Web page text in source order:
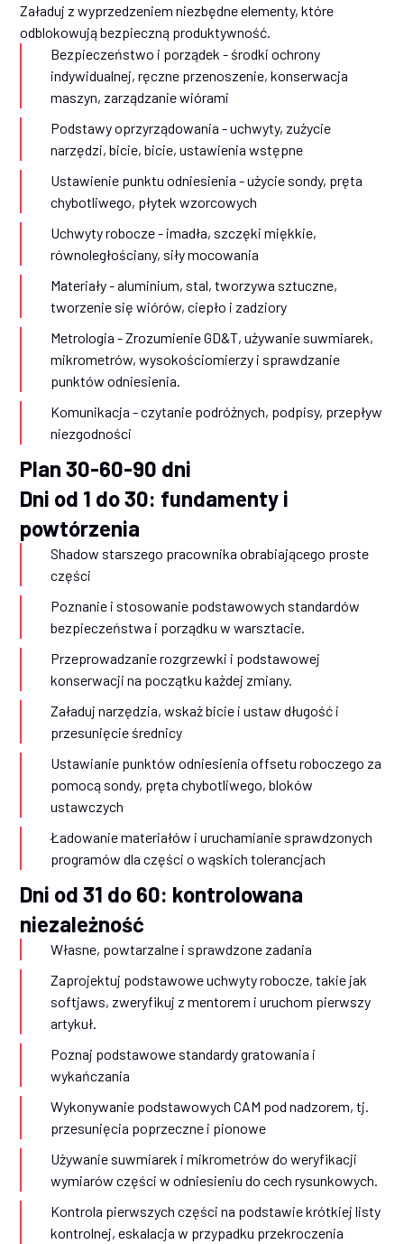
Załaduj z wyprzedzeniem niezbędne elementy, które
odblokowują bezpieczną produktywność.
Bezpieczeństwo i porządek - środki ochrony
indywidualnej, ręczne przenoszenie, konserwacja
maszyn, zarządzanie wiórami
Podstawy oprzyrządowania - uchwyty, zużycie
narzędzi, bicie, bicie, ustawienia wstępne
Ustawienie punktu odniesienia - użycie sondy, pręta
chybotliwego, płytek wzorcowych
Uchwyty robocze - imadła, szczęki miękkie,
równoległościany, siły mocowania
Materiały - aluminium, stal, tworzywa sztuczne,
tworzenie się wiórów, ciepło i zadziory
Metrologia - Zrozumienie GD&T, używanie suwmiarek,
mikrometrów, wysokościomierzy i sprawdzanie
punktów odniesienia.
Komunikacja - czytanie podróżnych, podpisy, przepływ
niezgodności
Plan 30-60-90 dni
Dni od 1 do 30: fundamenty i
powtórzenia
Shadow starszego pracownika obrabiającego proste
części
Poznanie i stosowanie podstawowych standardów
bezpieczeństwa i porządku w warsztacie.
Przeprowadzanie rozgrzewki i podstawowej
konserwacji na początku każdej zmiany.
Załaduj narzędzia, wskaż bicie i ustaw długość i
przesunięcie średnicy
Ustawianie punktów odniesienia offsetu roboczego za
pomocą sondy, pręta chybotliwego, bloków
ustawczych
Ładowanie materiałów i uruchamianie sprawdzonych
programów dla części o wąskich tolerancjach
Dni od 31 do 60: kontrolowana
niezależność
Własne, powtarzalne i sprawdzone zadania
Zaprojektuj podstawowe uchwyty robocze, takie jak
softjaws, zweryfikuj z mentorem i uruchom pierwszy
artykuł.
Poznaj podstawowe standardy gratowania i
wykańczania
Wykonywanie podstawowych CAM pod nadzorem, tj.
przesunięcia poprzeczne i pionowe
Używanie suwmiarek i mikrometrów do weryfikacji
wymiarów części w odniesieniu do cech rysunkowych.
Kontrola pierwszych części na podstawie krótkiej listy
kontrolnej, eskalacja w przypadku przekroczenia